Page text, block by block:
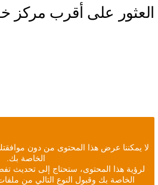
العثور على أقرب مركز
لا يمكننا عرض هذا المحتوى من دون
الخاصة بك.
لرؤية هذا المحتوى، ستحتاج إلى تحديث
الخاصة بك وقبول النوع التالي من ملفات